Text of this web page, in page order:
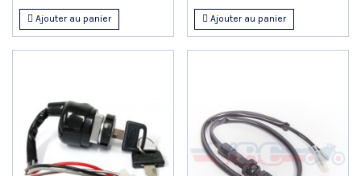
Ajouter au panier Ajouter au panier